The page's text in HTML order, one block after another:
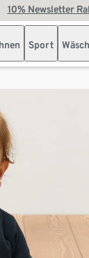
10% Newsletter
Sport